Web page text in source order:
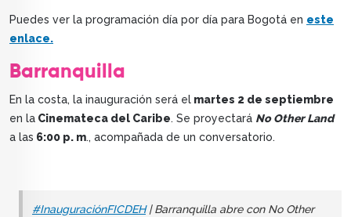
Puedes ver la programación día por día para Bogotá en este
enlace.
Barranquilla
En la costa, la inauguración será el martes 2 de septiembre
en la Cinemateca del Caribe. Se proyectará No Other Land
a las 6:00 p. m., acompañada de un conversatorio.
#InauguraciónFICDEH| Barranquilla abre con No Other